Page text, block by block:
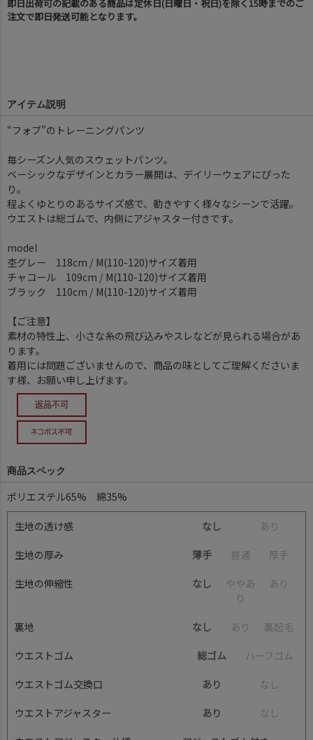
即日出荷可の記載のある商品は定休日(日曜日・祝日)を除く15時までのご
注文で即日発送可能となります。
アイテム説明
“フォブ”のトレーニングパンツ
毎シーズン人気のスウェットパンツ。
ベーシックなデザインとカラー展開は、デイリーウェアにぴった
り。
程よくゆとりのあるサイズ感で、動きやすく様々なシーンで活躍。
ウエストは総ゴムで、内側にアジャスター付きです。
model
杢グレー 118cm / M(110-120)サイズ着用
チャコール 109cm / M(110-120)サイズ着用
ブラック 110cm / M(110-120)サイズ着用
【ご注意】
素材の特性上、小さな糸の飛び込みやスレなどが見られる場合があ
ります。
着用には問題ございませんので、商品の味としてご理解くださいま
す様、お願い申し上げます。
商品スペック
ポリエステル65% 綿35%
生地の透け感 なし あ り
生地の厚み 薄手 普通 厚手
生地の伸縮性 なし ややあ
り
あ り
裏地 なし あ り 裏起毛
ウエストゴム 総ゴム ハーフ ゴ ム
ウエストゴム交換口 あり な し
ウエストアジャスター あり な し